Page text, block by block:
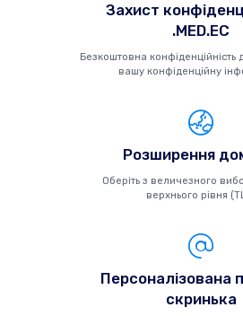
Захист
.MED.EC
Безкоштовна
вашу конфіденційну
Розширення
Оберіть з величезного
верхнього рівня
Персоналізована
скринька